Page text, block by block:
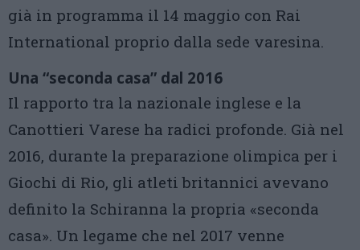
già in programma il 14 maggio con Rai
International proprio dalla sede varesina.
Una “seconda casa” dal 2016
Il rapporto tra la nazionale inglese e la
Canottieri Varese ha radici profonde. Già nel
2016, durante la preparazione olimpica per i
Giochi di Rio, gli atleti britannici avevano
definito la Schiranna la propria «seconda
casa». Un legame che nel 2017 venne